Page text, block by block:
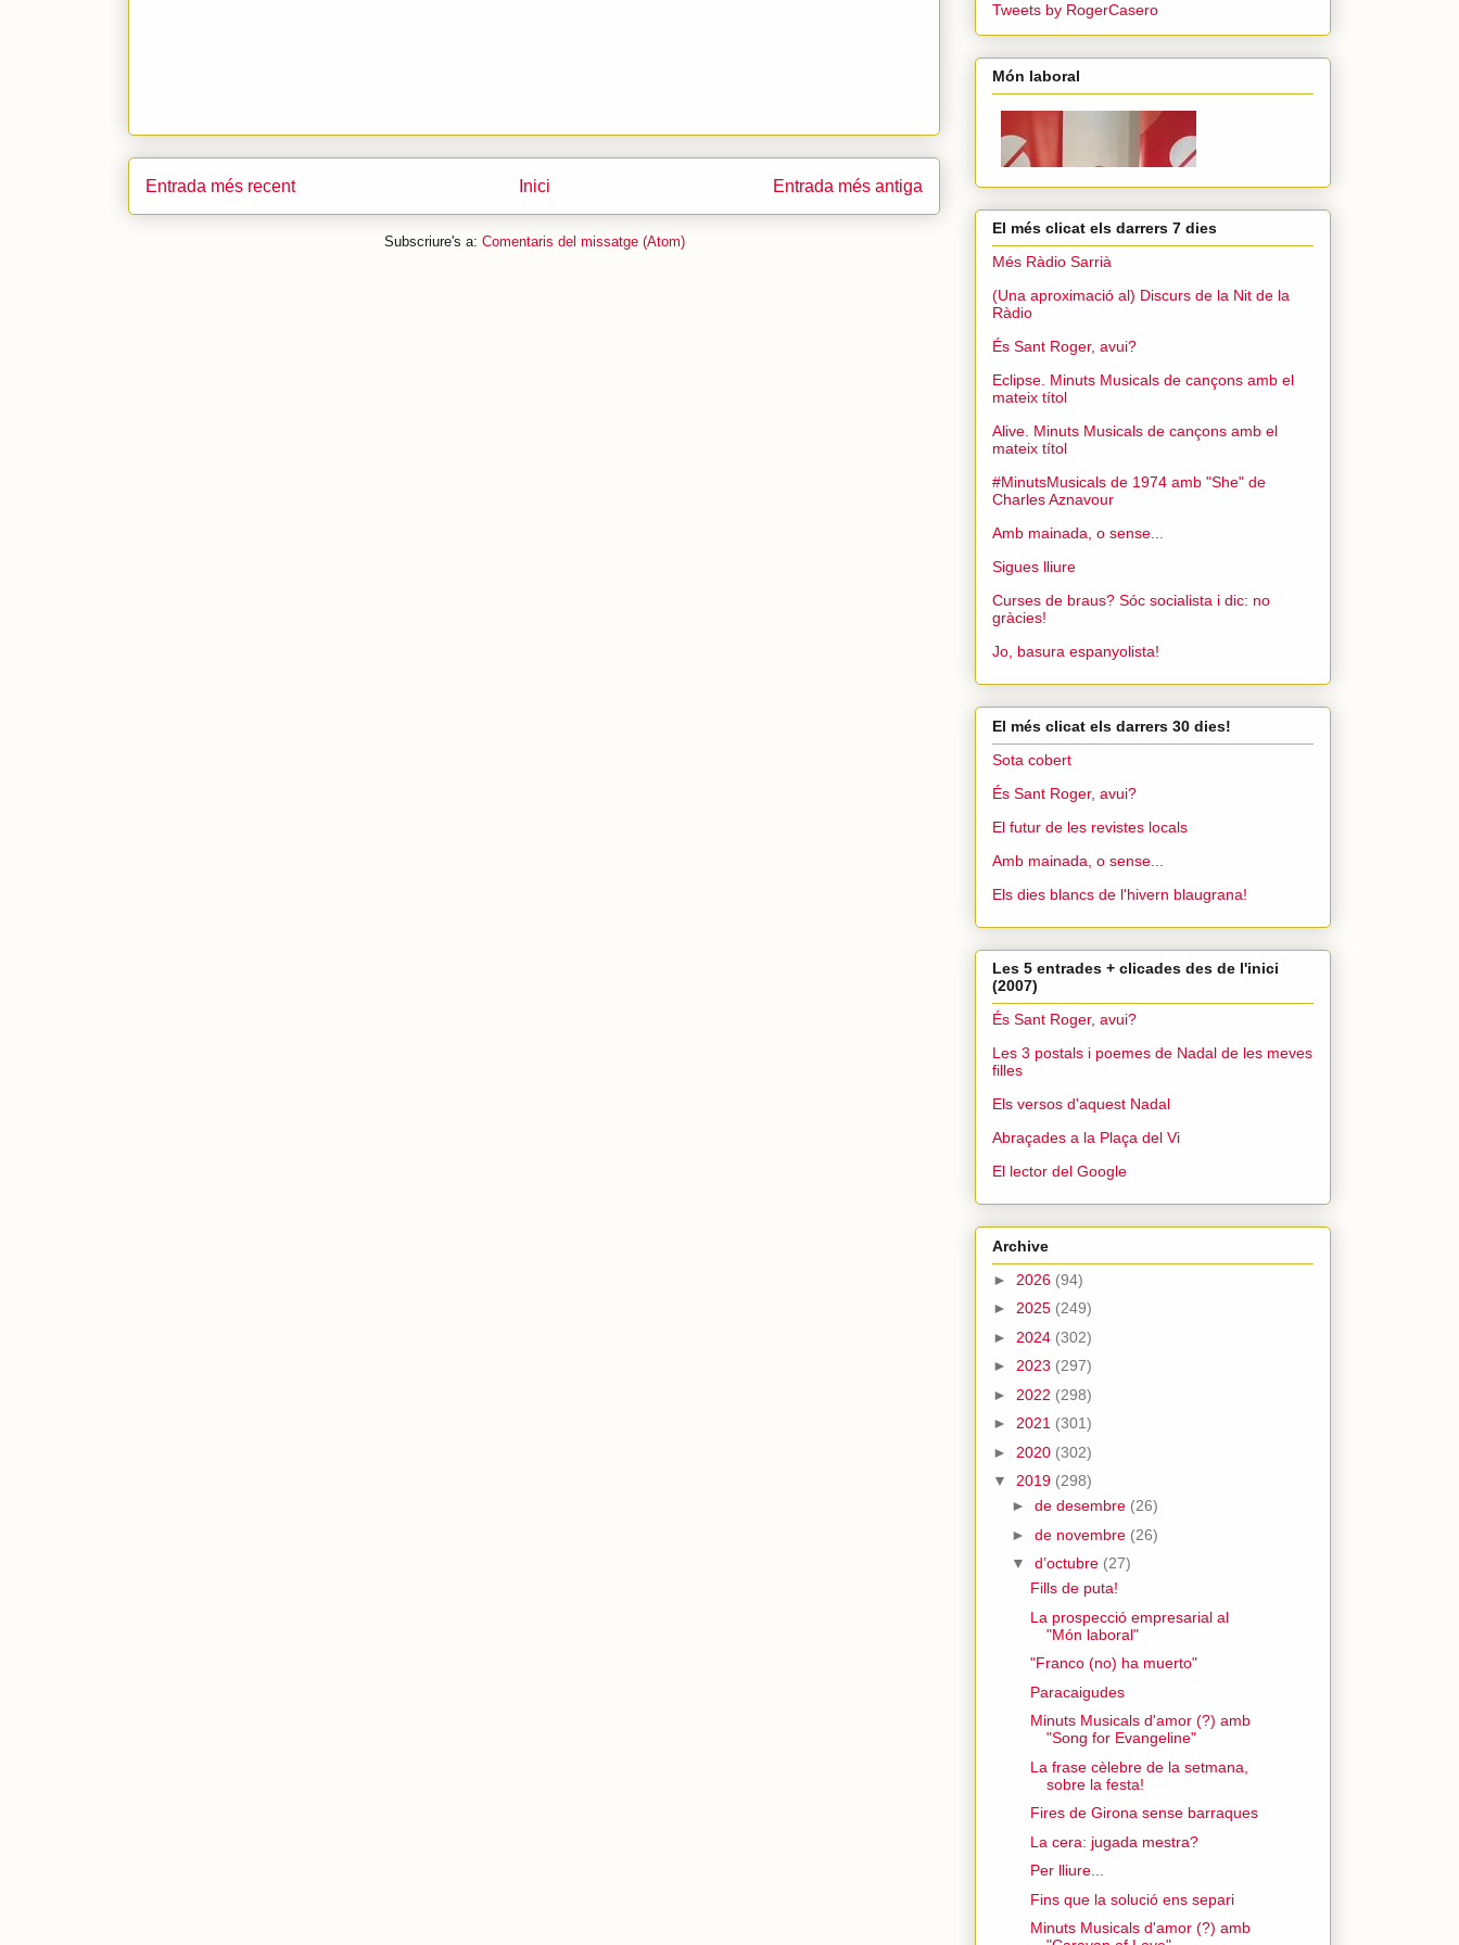
Entrada més recent Entrada més antiga
Inici
Subscriure's a: Comentaris del missatge (Atom)
Tweets by RogerCasero
Món laboral
El més clicat els darrers 7 dies
Més Ràdio Sarrià
(Una aproximació al) Discurs de la Nit de la
Ràdio
És Sant Roger, avui?
Eclipse. Minuts Musicals de cançons amb el
mateix títol
Alive. Minuts Musicals de cançons amb el
mateix títol
#MinutsMusicals de 1974 amb "She" de
Charles Aznavour
Amb mainada, o sense...
Sigues lliure
Curses de braus? Sóc socialista i dic: no
gràcies!
Jo, basura espanyolista!
El més clicat els darrers 30 dies!
Sota cobert
És Sant Roger, avui?
El futur de les revistes locals
Amb mainada, o sense...
Els dies blancs de l'hivern blaugrana!
Les 5 entrades + clicades des de l'inici
(2007)
És Sant Roger, avui?
Les 3 postals i poemes de Nadal de les meves
filles
Els versos d'aquest Nadal
Abraçades a la Plaça del Vi
El lector del Google
Archive
► 2026 (94)
► 2025 (249)
► 2024 (302)
► 2023 (297)
► 2022 (298)
► 2021 (301)
► 2020 (302)
▼ 2019 (298)
► de desembre (26)
► de novembre (26)
▼ d’octubre (27)
Fills de puta!
La prospecció empresarial al
"Món laboral"
"Franco (no) ha muerto"
Paracaigudes
Minuts Musicals d'amor (?) amb
"Song for Evangeline"
La frase cèlebre de la setmana,
sobre la festa!
Fires de Girona sense barraques
La cera: jugada mestra?
Per lliure...
Fins que la solució ens separi
Minuts Musicals d'amor (?) amb